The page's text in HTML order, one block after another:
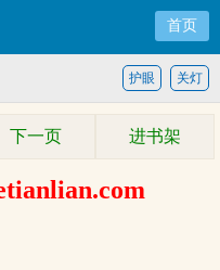
首页
关灯
护眼
下一页 进书架